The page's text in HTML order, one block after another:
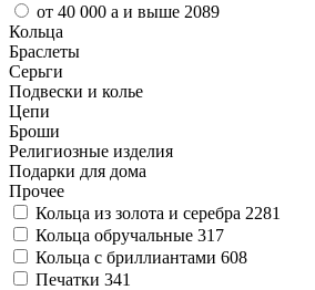
от 40 000 a и выше 2089
Кольца
Браслеты
Серьги
Подвески и колье
Цепи
Броши
Религиозные изделия
Подарки для дома
Прочее
Кольца из золота и серебра 2281
Кольца обручальные 317
Кольца с бриллиантами 608
Печатки 341